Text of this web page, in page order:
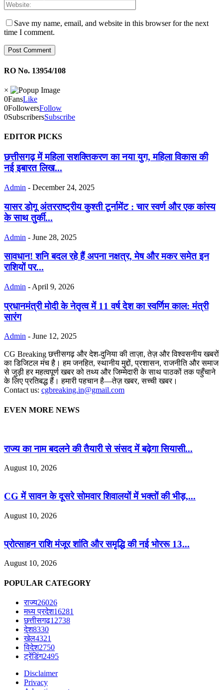
Save my name, email, and website in this browser for the next
time I comment.
RO No. 13954/108
×
0FansLike
0FollowersFollow
0SubscribersSubscribe
EDITOR PICKS
छत्तीसगढ़ में महिला सशक्तिकरण का नया युग, महिला विकास की
नई इबारत लिख...
Admin - December 24, 2025
यासर डोगू अंतरराष्ट्रीय कुश्ती टूर्नामेंट : चार स्वर्ण और एक कांस्य
के साथ तुर्की...
Admin - June 28, 2025
सावधान! शनि बदल रहे हैं अपना नक्षत्र, मेष और मकर समेत इन
राशियों पर...
Admin - April 9, 2026
प्रधानमंत्री मोदी के नेतृत्व में 11 वर्ष देश का स्वर्णिम काल: मंत्री
सारंग
Admin - June 12, 2025
CG Breaking छत्तीसगढ़ और देश-दुनिया की ताज़ा, तेज़ और विश्वसनीय खबरों
का डिजिटल मंच है। हम जनहित, स्थानीय मुद्दों, प्रशासन, राजनीति और समाज
से जुड़ी हर महत्वपूर्ण खबर को तथ्य और जिम्मेदारी के साथ पाठकों तक पहुँचाने
के लिए प्रतिबद्ध हैं। हमारी पहचान है—तेज़ खबर, सच्ची खबर।
Contact us: cgbreaking.in@gmail.com
EVEN MORE NEWS
राज्य का नाम बदलने की तैयारी से संसद में बढ़ेगा सियासी...
August 10, 2026
CG में सावन के दूसरे सोमवार शिवालयों में भक्तों की भीड़,...
August 10, 2026
प्रोत्साहन राशि मंजूर शांति और समृद्धि की नई भोररू 13...
August 10, 2026
POPULAR CATEGORY
राज्य26026
मध्य प्रदेश16281
छत्तीसगढ़12738
देश8330
खेल4321
विदेश2750
ट्रेंडिंग2495
Disclaimer
Privacy